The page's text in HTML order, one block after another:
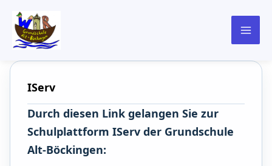
IServ
Durch diesen Link gelangen Sie zur
Schulplattform IServ der Grundschule
Alt-Böckingen: